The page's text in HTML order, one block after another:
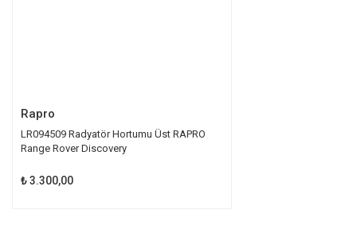
Rapro
LR094509 Radyatör Hortumu Üst RAPRO
Range Rover Discovery
₺ 3.300,00